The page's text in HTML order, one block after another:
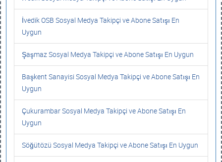
İvedik OSB Sosyal Medya Takipçi ve Abone Satışı En
Uygun
Şaşmaz Sosyal Medya Takipçi ve Abone Satışı En Uygun
Başkent Sanayisi Sosyal Medya Takipçi ve Abone Satışı En
Uygun
Çukurambar Sosyal Medya Takipçi ve Abone Satışı En
Uygun
Söğütözü Sosyal Medya Takipçi ve Abone Satışı En Uygun